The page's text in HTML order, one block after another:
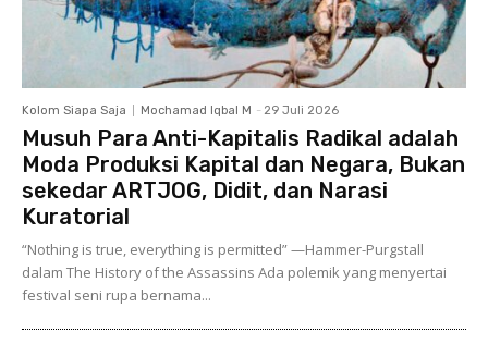
Kolom Siapa Saja Mochamad Iqbal M - 29 Juli 2026
Musuh Para Anti-Kapitalis Radikal adalah
Moda Produksi Kapital dan Negara, Bukan
sekedar ARTJOG, Didit, dan Narasi
Kuratorial
“Nothing is true, everything is permitted” —Hammer-Purgstall
dalam The History of the Assassins Ada polemik yang menyertai
festival seni rupa bernama...